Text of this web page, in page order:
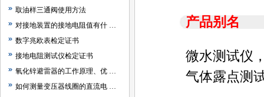
取油样三通阀使用方法
对接地装置的接地电阻值有什 …
数字兆欧表检定证书
接地电阻测试仪检定证书
氧化锌避雷器的工作原理、优 …
如何测量变压器线圈的直流电 …
产品别名
微水测试仪
气体露点测